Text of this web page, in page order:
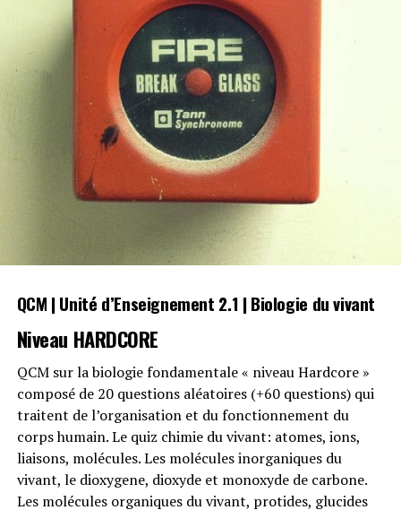
QCM | Unité d’Enseignement 2.1 | Biologie du vivant
Niveau HARDCORE
QCM sur la biologie fondamentale « niveau Hardcore »
composé de 20 questions aléatoires (+60 questions) qui
traitent de l’organisation et du fonctionnement du
corps humain. Le quiz chimie du vivant: atomes, ions,
liaisons, molécules. Les molécules inorganiques du
vivant, le dioxygene, dioxyde et monoxyde de carbone.
Les molécules organiques du vivant, protides, glucides